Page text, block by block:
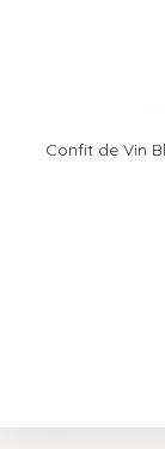
Confit de Vin